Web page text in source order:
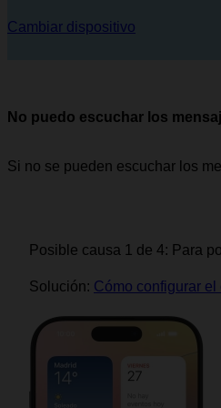
Cambiar dispositivo
No puedo escuchar los
Si no se pueden escuchar los
Posible causa 1 de 4: Para
Solución: Cómo configurar el